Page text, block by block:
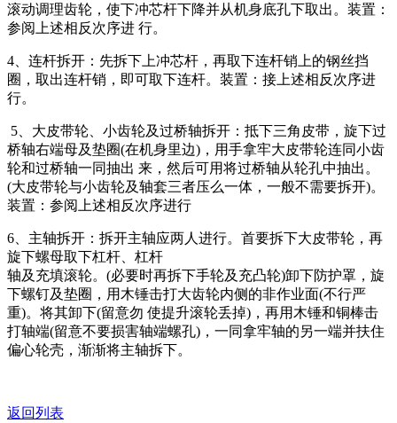
滚动调理齿轮，使下冲芯杆下降并从机身底孔下取出。装置：
参阅上述相反次序进 行。
4、连杆拆开：先拆下上冲芯杆，再取下连杆销上的钢丝挡
圈，取出连杆销，即可取下连杆。装置：接上述相反次序进
行。
5、大皮带轮、小齿轮及过桥轴拆开：抵下三角皮带，旋下过
桥轴右端母及垫圈(在机身里边)，用手拿牢大皮带轮连同小齿
轮和过桥轴一同抽出 来，然后可用将过桥轴从轮孔中抽出。
(大皮带轮与小齿轮及轴套三者压么一体，一般不需要拆开)。
装置：参阅上述相反次序进行
6、主轴拆开：拆开主轴应两人进行。首要拆下大皮带轮，再
旋下螺母取下杠杆、杠杆
轴及充填滚轮。(必要时再拆下手轮及充凸轮)卸下防护罩，旋
下螺钉及垫圈，用木锤击打大齿轮内侧的非作业面(不行严
重)。将其卸下(留意勿 使提升滚轮丢掉)，再用木锤和铜棒击
打轴端(留意不要损害轴端螺孔)，一同拿牢轴的另一端并扶住
偏心轮壳，渐渐将主轴拆下。
返回列表